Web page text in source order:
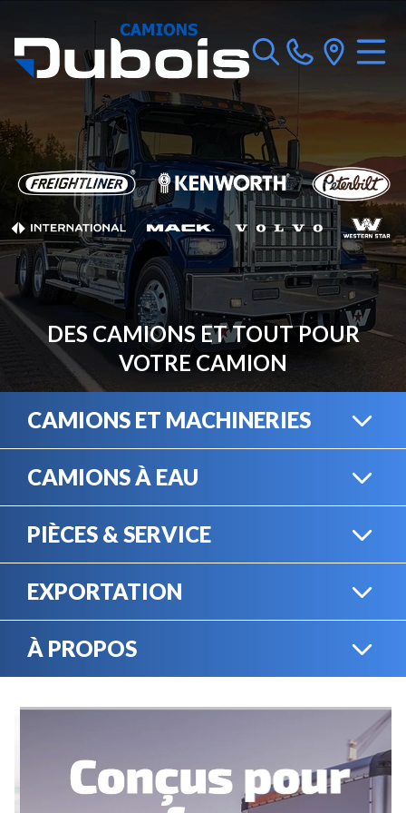
DES CAMIONS ET TOUT POUR
VOTRE CAMION
CAMIONS ET MACHINERIES
ÉQUIPEMENT
CAMIONS À EAU
PIÈCES & SERVICE
SERVICE MÉCANIQUE
EXPORTATION
À PROPOS